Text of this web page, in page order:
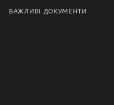
ВАЖЛИВІ ДОКУМЕНТИ